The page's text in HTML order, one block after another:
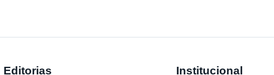
Editorias Institucional